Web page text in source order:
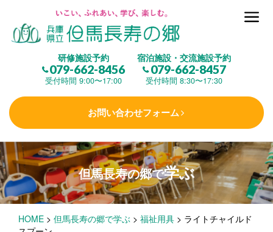
研修施設予約
079-662-8456
受付時間 9:00〜17:00
宿泊施設・交流施設予約
079-662-8457
受付時間 8:30〜17:30
お問い合わせフォーム
但馬長寿の郷とは
(研修施設)
楽しむ
学 ぶ(健康福祉)
泊まる(宿泊)
但馬長寿の郷で学ぶ
HOME > 但馬長寿の郷で学ぶ > 福祉用具 > ライトチャイルド